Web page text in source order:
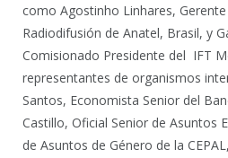
como Agostinho Linhares,
Radiodifusión de Anatel, Brasil, y
Comisionado Presidente del IFT
representantes de organismos
Santos, Economista Senior del
Castillo, Oficial Senior de Asuntos
de Asuntos de Género de la